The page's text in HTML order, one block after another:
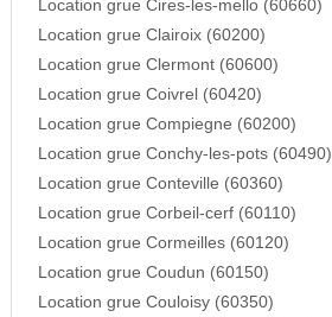
Location grue Cires-les-mello (60660)
Location grue Clairoix (60200)
Location grue Clermont (60600)
Location grue Coivrel (60420)
Location grue Compiegne (60200)
Location grue Conchy-les-pots (60490)
Location grue Conteville (60360)
Location grue Corbeil-cerf (60110)
Location grue Cormeilles (60120)
Location grue Coudun (60150)
Location grue Couloisy (60350)